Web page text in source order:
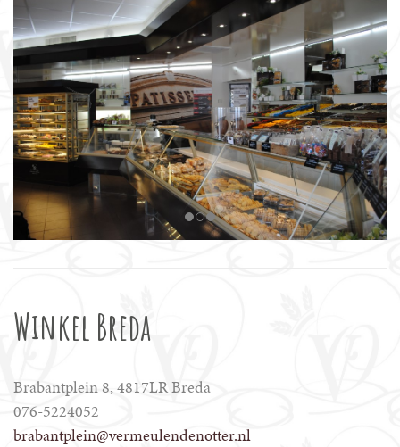
Winkel Breda
Brabantplein 8, 4817LR Breda
076-5224052
brabantplein@vermeulendenotter.nl